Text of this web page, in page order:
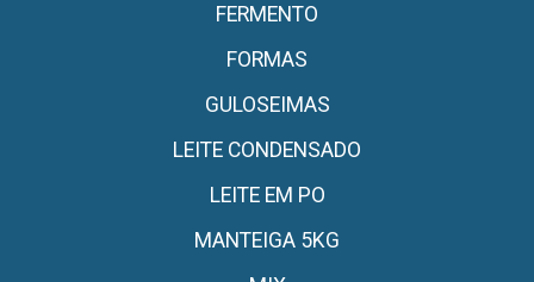
FERMENTO
FORMAS
GULOSEIMAS
LEITE CONDENSADO
LEITE EM PO
MANTEIGA 5KG